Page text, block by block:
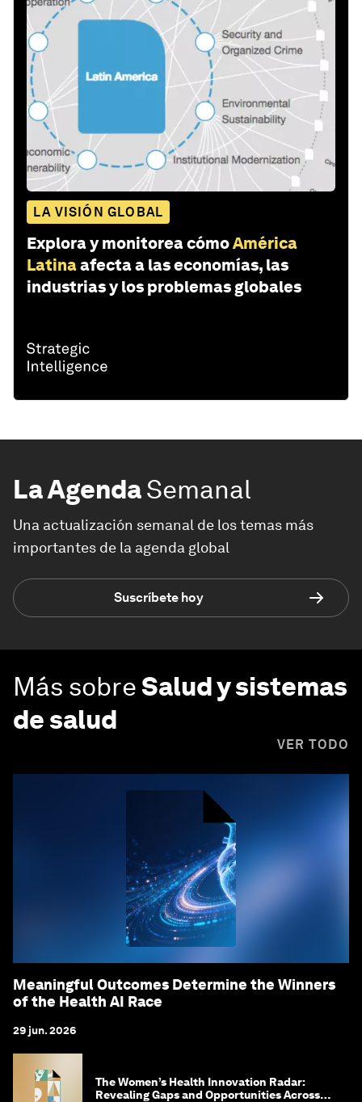
LA VISIÓN GLOBAL
Explora y monitorea cómoAmérica
Latinaafecta a las economías, las
industrias y los problemas globales
La AgendaSemanal
Una actualización semanal de los temas más
importantes de la agenda global
Suscríbete hoy
Más sobreSalud y sistemas
de salud
VER TODO
Meaningful Outcomes Determine the Winners
of the Health AI Race
29 jun. 2026
The Women’s Health Innovation Radar:
Revealing Gaps and Opportunities Across